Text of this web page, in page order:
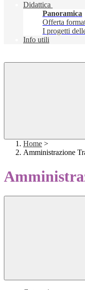
Didattica
Panoramica
Offerta
I progetti
Info utili
Home >
Amministrazione